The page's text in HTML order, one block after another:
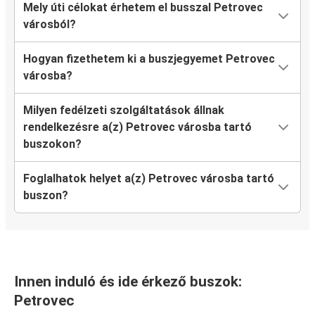
Mely úti célokat érhetem el busszal Petrovec
városból?
Hogyan fizethetem ki a buszjegyemet Petrovec
városba?
Milyen fedélzeti szolgáltatások állnak
rendelkezésre a(z) Petrovec városba tartó
buszokon?
Foglalhatok helyet a(z) Petrovec városba tartó
buszon?
Innen induló és ide érkező buszok:
Petrovec